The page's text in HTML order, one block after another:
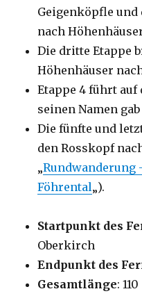
Geigenköpfle und
nach
Die dritte Etappe
Höhenhäuser
Etappe 4 führt auf
seinen Namen
Die fünfte und
den Rosskopf
„Rundwanderung
Föhrental„).
Startpunkt des
Oberkirch
Endpunkt des
Gesamtlänge: 110